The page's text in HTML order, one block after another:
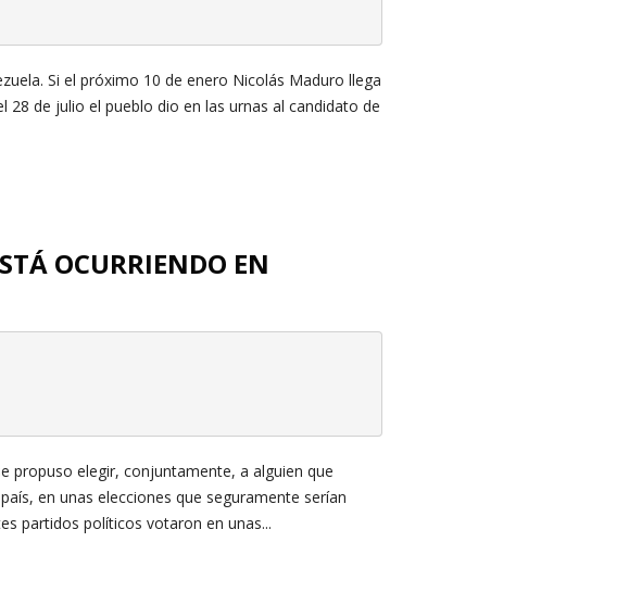
Si el próximo 10 de enero Nicolás Maduro llega
de julio el pueblo dio en las urnas al candidato de
OCURRIENDO EN
propuso elegir, conjuntamente, a alguien que
en unas elecciones que seguramente serían
partidos políticos votaron en unas...